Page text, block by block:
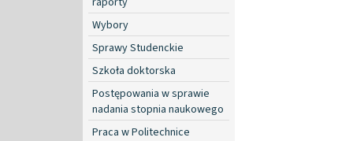
Wybory
Sprawy Studenckie
Szkoła doktorska
Postępowania w sprawie
nadania stopnia naukowego
Praca w Politechnice